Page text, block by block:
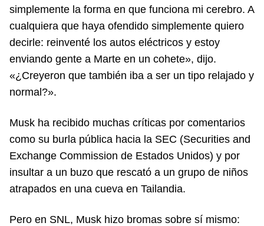
simplemente la forma en que funciona mi cerebro. A
cualquiera que haya ofendido simplemente quiero
decirle: reinventé los autos eléctricos y estoy
enviando gente a Marte en un cohete», dijo.
«¿Creyeron que también iba a ser un tipo relajado y
normal?».
Musk ha recibido muchas críticas por comentarios
como su burla pública hacia la SEC (Securities and
Exchange Commission de Estados Unidos) y por
insultar a un buzo que rescató a un grupo de niños
atrapados en una cueva en Tailandia.
Pero en SNL, Musk hizo bromas sobre sí mismo: